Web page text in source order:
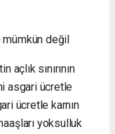
mümkün değil
sınırının
asgari ücretle
ücretle karnın
yoksulluk